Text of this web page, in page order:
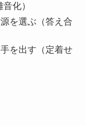
化）
を選ぶ（答え合
を出す（定着せ